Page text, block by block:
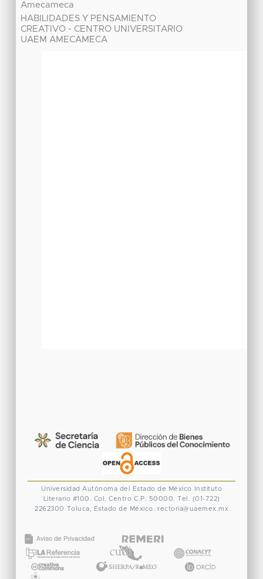
Amecameca
HABILIDADES Y PENSAMIENTO
CREATIVO - CENTRO UNIVERSITARIO
UAEM AMECAMECA
Universidad Autónoma del Estado de México
Instituto
Literario #100. Col. Centro C.P. 50000. Tel. (01-722)
2262300 Toluca, Estado de México. rectoria@uaemex.mx